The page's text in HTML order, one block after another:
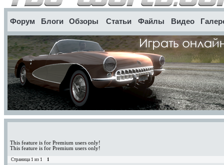
Форум Блоги Обзоры Статьи Файлы Видео
This feature is for Premium users only!
This feature is for Premium users only!
Страница 1 из 1 1